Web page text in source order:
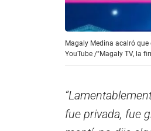
Magaly Medina acalró
YouTube /"Magaly TV, la
fue privada, fue